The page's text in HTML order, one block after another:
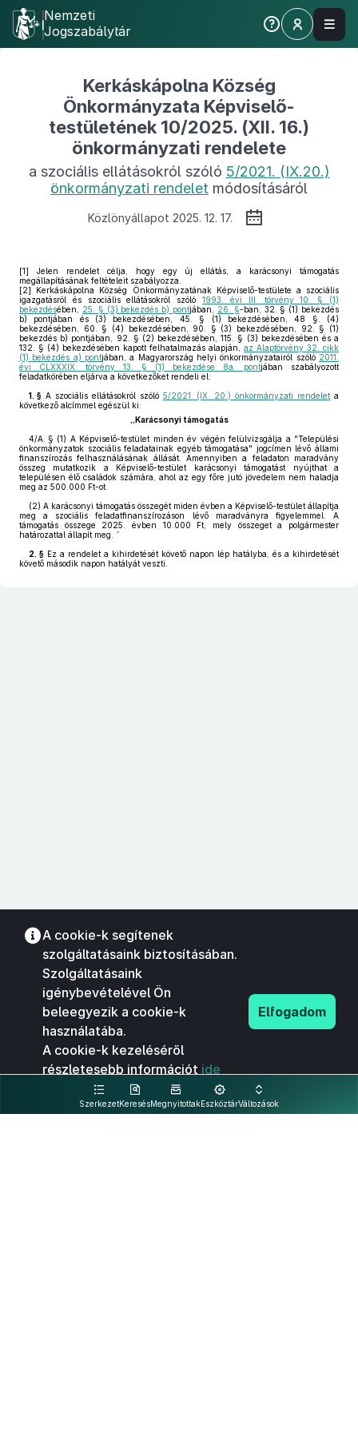
Nemzeti
Jogszabálytár
Kerkáskápolna Község
Önkormányzata Képviselő-
testületének 10/2025. (XII. 16.)
önkormányzati rendelete
a szociális ellátásokról szóló 5/2021. (IX.20.)
önkormányzati rendelet módosításáról
Közlönyállapot 2025. 12. 17.
[1] Jelen rendelet célja, hogy egy új ellátás, a karácsonyi támogatás
megállapításának feltételeit szabályozza.
[2] Kerkáskápolna Község Önkormányzatának Képviselő-testülete a szociális
igazgatásról és szociális ellátásokról szóló1993. évi III. törvény 10. § (1)
bekezdésében, 25. § (3) bekezdés b) pontjában, 26. §-ban, 32. § (1) bekezdés
b) pontjában és (3) bekezdésében, 45. § (1) bekezdésében, 48 §. (4)
bekezdésében, 60. § (4) bekezdésében, 90. § (3) bekezdésében, 92. § (1)
bekezdés b) pontjában, 92. § (2) bekezdésében, 115. § (3) bekezdésében és a
132. § (4) bekezdésében kapott felhatalmazás alapján, az Alaptörvény 32. cikk
(1) bekezdés a) pontjában, a Magyarország helyi önkormányzatairól szóló 2011.
évi CLXXXIX. törvény 13. § (1) bekezdése 8a. pontjában szabályozott
feladatkörében eljárva a következőket rendeli el:
1. § A szociális ellátásokról szóló 5/2021. (IX. 20.) önkormányzati rendelet a
következő alcímmel egészül ki:
„Karácsonyi támogatás
4/A. § (1) A Képviselő-testület minden év végén felülvizsgálja a "Települési
önkormányzatok szociális feladatainak egyéb támogatása" jogcímen lévő állami
finanszírozás felhasználásának állását. Amennyiben a feladaton maradvány
összeg mutatkozik a Képviselő-testület karácsonyi támogatást nyújthat a
településen élő családok számára, ahol az egy főre jutó jövedelem nem haladja
meg az 500.000 Ft-ot.
(2) A karácsonyi támogatás összegét miden évben a Képviselő-testület állapítja
meg a szociális feladatfinanszírozáson lévő maradványra figyelemmel. A
támogatás összege 2025. évben 10.000 Ft, mely összeget a polgármester
határozattal állapít meg. ”
2. § Ez a rendelet a kihirdetését követő napon lép hatályba, és a kihirdetését
követő második napon hatályát veszti.
SzerkezetKeresésMegnyitottakEszköztárVáltozások
A cookie-k segítenek
szolgáltatásaink biztosításában.
Szolgáltatásaink
igénybevételével Ön
beleegyezik a cookie-k
használatába.
A cookie-k kezeléséről
részletesebb információt ide
kattintva olvashat.
Elfogadom